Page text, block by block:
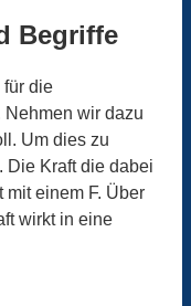
Begriffe
die
Nehmen wir dazu
Um dies zu
Die Kraft die dabei
einem F. Über
wirkt in eine